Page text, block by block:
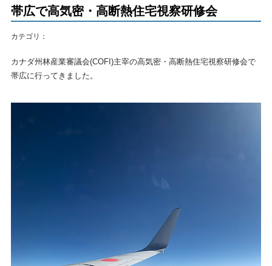
帯広で高気密・高断熱住宅視察研修会
カテゴリ：
カナダ州林産業審議会(COFI)主宰の高気密・高断熱住宅視察研修会で
帯広に行ってきました。